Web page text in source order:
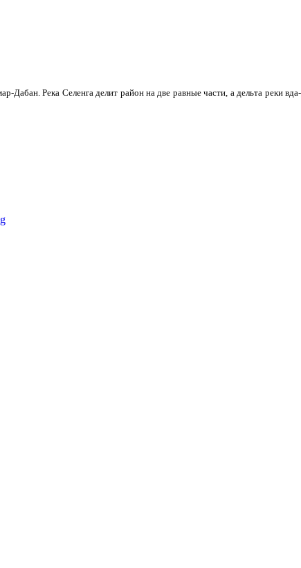
Дабан. Река Селенга делит район на две равные части, а дельта реки вда­